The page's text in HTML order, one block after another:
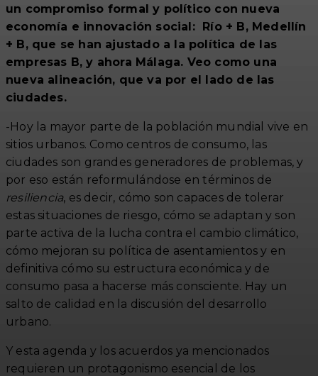
un compromiso formal y político con nueva
economía e innovación social: Río + B, Medellín
+ B, que se han ajustado a la política de las
empresas B, y ahora Málaga. Veo como una
nueva alineación, que va por el lado de las
ciudades.
-Hoy la mayor parte de la población mundial vive en
sitios urbanos. Como centros de consumo, las
ciudades son grandes generadores de problemas, y
por eso están reformulándose en términos de
resiliencia, es decir, cómo son capaces de tolerar
estas situaciones de riesgo, cómo se adaptan y son
parte activa de la lucha contra el cambio climático,
cómo mejoran su política de asentamientos y en
definitiva cómo su estructura económica y de
consumo pasa a hacerse más consciente. Hay un
salto de calidad en la discusión del desarrollo
urbano.
Y esta agenda y los acuerdos ya mencionados
requieren un protagonismo esencial de los